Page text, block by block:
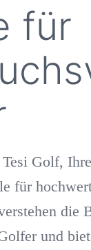
für
Golf,
für
die
und